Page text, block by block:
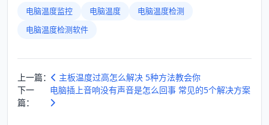
电脑温度监控 电脑温度
电脑温度检测
电脑温度检测软件
上一篇：
主板温度过高怎么解决 5种方法教会你
下一
篇：
电脑插上音响没有声音是怎么回事 常见的5个解决方案